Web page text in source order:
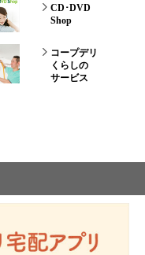
CD･DVD
Shop
コープデリ
くらしの
サービス